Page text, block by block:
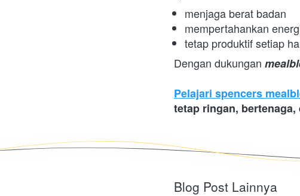
menjaga berat badan
mempertahankan
tetap produktif setiap
Dengan dukungan
Pelajari spencers
tetap ringan,
Blog Post Lainnya